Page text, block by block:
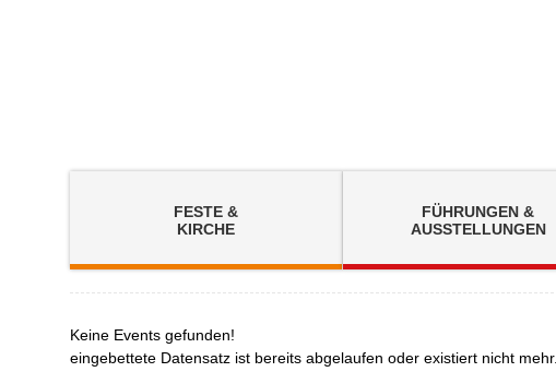
FESTE &
KIRCHE
FÜHRUNGEN &
AUSSTELLUNGEN
Keine Events gefunden!
eingebettete Datensatz ist bereits abgelaufen oder existiert nicht mehr.